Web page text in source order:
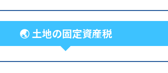
🌏 土地の固定資産税